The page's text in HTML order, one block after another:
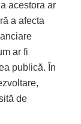
acestora ar
a afecta
ar fi
publică. În
de